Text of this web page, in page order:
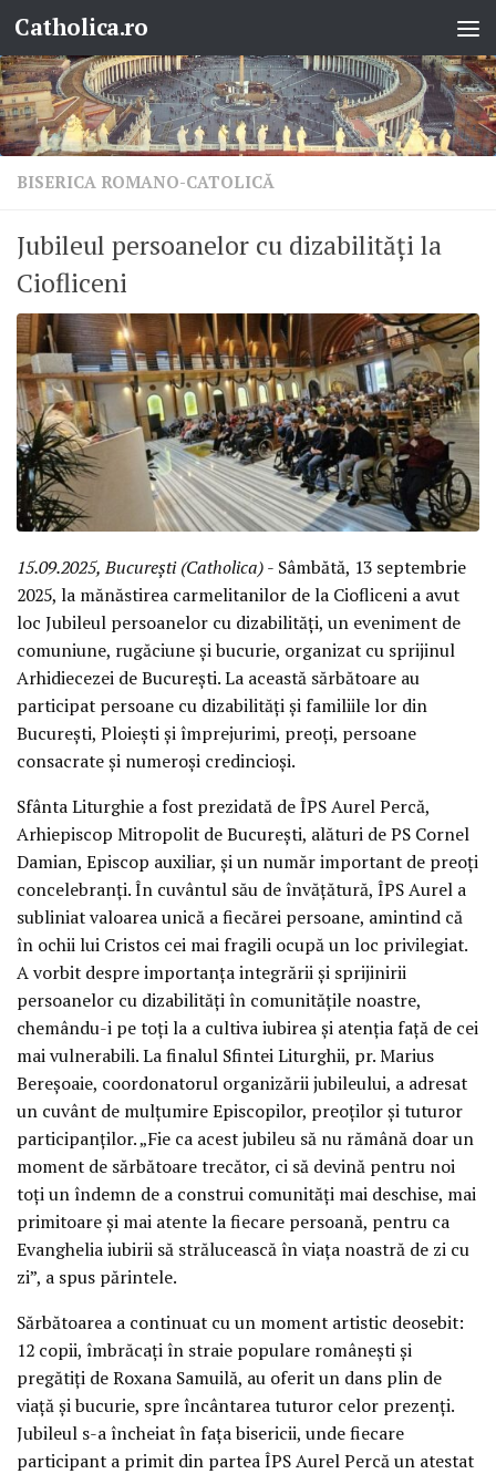
Skip to content
Catholica.ro
BISERICA ROMANO-CATOLICĂ
Jubileul persoanelor cu dizabilități la
Ciofliceni
15.09.2025, București (Catholica)- Sâmbătă, 13 septembrie
2025, la mănăstirea carmelitanilor de la Ciofliceni a avut
loc Jubileul persoanelor cu dizabilități, un eveniment de
comuniune, rugăciune și bucurie, organizat cu sprijinul
Arhidiecezei de București. La această sărbătoare au
participat persoane cu dizabilități și familiile lor din
București, Ploiești și împrejurimi, preoți, persoane
consacrate și numeroși credincioși.
Sfânta Liturghie a fost prezidată de ÎPS Aurel Percă,
Arhiepiscop Mitropolit de București, alături de PS Cornel
Damian, Episcop auxiliar, și un număr important de preoți
concelebranți. În cuvântul său de învățătură, ÎPS Aurel a
subliniat valoarea unică a fiecărei persoane, amintind că
în ochii lui Cristos cei mai fragili ocupă un loc privilegiat.
A vorbit despre importanța integrării și sprijinirii
persoanelor cu dizabilități în comunitățile noastre,
chemându-i pe toți la a cultiva iubirea și atenția față de cei
mai vulnerabili. La finalul Sfintei Liturghii, pr. Marius
Bereșoaie, coordonatorul organizării jubileului, a adresat
un cuvânt de mulțumire Episcopilor, preoților și tuturor
participanților. „Fie ca acest jubileu să nu rămână doar un
moment de sărbătoare trecător, ci să devină pentru noi
toți un îndemn de a construi comunități mai deschise, mai
primitoare și mai atente la fiecare persoană, pentru ca
Evanghelia iubirii să strălucească în viața noastră de zi cu
zi”, a spus părintele.
Sărbătoarea a continuat cu un moment artistic deosebit:
12 copii, îmbrăcați în straie populare românești și
pregătiți de Roxana Samuilă, au oferit un dans plin de
viață și bucurie, spre încântarea tuturor celor prezenți.
Jubileul s-a încheiat în fața bisericii, unde fiecare
participant a primit din partea ÎPS Aurel Percă un atestat